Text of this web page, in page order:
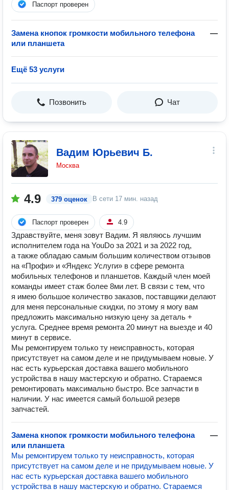
Паспорт проверен
Замена кнопок громкости мобильного телефона
или планшета
—
Ещё 53 услуги
Позвонить Чат
Вадим Юрьевич Б.
Москва
4.9 379 оценок В сети 17 мин. назад
Паспорт проверен 4.9
Здравствуйте, меня зовут Вадим. Я являюсь лучшим
исполнителем года на YouDo за 2021 и за 2022 год,
а также обладаю самым большим количеством отзывов
на «Профи» и «Яндекс Услуги» в сфере ремонта
мобильных телефонов и планшетов. Каждый член моей
команды имеет стаж более 8ми лет. В связи с тем, что
я имею большое количество заказов, поставщики делают
для меня персональные скидки, по этому я могу вам
предложить максимально низкую цену за деталь +
услуга. Среднее время ремонта 20 минут на выезде и 40
минут в сервисе.
Мы ремонтируем только ту неисправность, которая
присутствует на самом деле и не придумываем новые. У
нас есть курьерская доставка вашего мобильного
устройства в нашу мастерскую и обратно. Стараемся
ремонтировать максимально быстро. Все запчасти в
наличии. У нас имеется самый большой резерв
запчастей.
Замена кнопок громкости мобильного телефона
или планшета
—
Мы ремонтируем только ту неисправность, которая
присутствует на самом деле и не придумываем новые. У
нас есть курьерская доставка вашего мобильного
устройства в нашу мастерскую и обратно. Стараемся